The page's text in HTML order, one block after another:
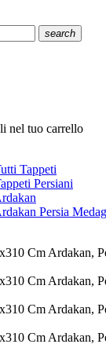
search
nel tuo carrello
Tappeti
Persiani
Persia